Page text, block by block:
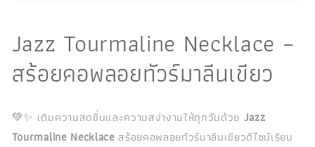
Jazz Tourmaline Necklace –
สร้อยคอพลอยทัวร์มาลีนเขียว
💚✨ เติมความสดชื่นและความสง่างามให้ทุกวันด้วย Jazz
Tourmaline Necklaceสร้อยคอพลอยทัวร์มาลีนเขียวดีไซน์เรียบ